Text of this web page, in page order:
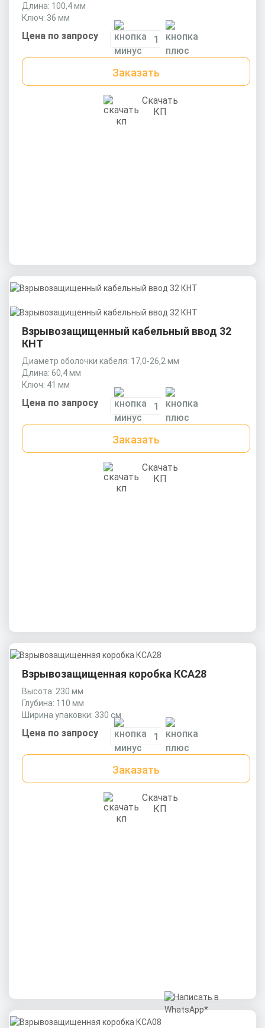
Длина: 100,4 мм
Ключ: 36 мм
Цена по запросу
Заказать
Скачать
КП
Взрывозащищенный кабельный ввод 32
КНТ
Диаметр оболочки кабеля: 17,0-26,2 мм
Длина: 60,4 мм
Ключ: 41 мм
Цена по запросу
Заказать
Скачать
КП
Взрывозащищенная коробка КСА28
Высота: 230 мм
Глубина: 110 мм
Ширина упаковки: 330 см
Цена по запросу
Заказать
Скачать
КП